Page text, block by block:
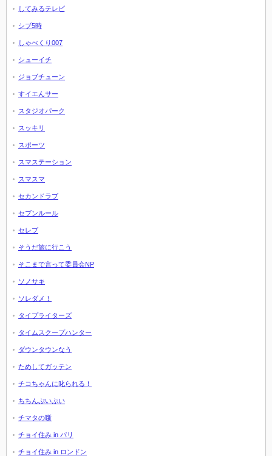
してみるテレビ
シブ5時
しゃべくり007
シューイチ
ジョブチューン
すイエんサー
スタジオパーク
スッキリ
スポーツ
スマステーション
スマスマ
セカンドラブ
セブンルール
セレブ
そうだ旅に行こう
そこまで言って委員会NP
ソノサキ
ソレダメ！
タイプライターズ
タイムスクープハンター
ダウンタウンなう
ためしてガッテン
チコちゃんに叱られる！
ちちんぷいぷい
チマタの噺
チョイ住み in パリ
チョイ住み in ロンドン